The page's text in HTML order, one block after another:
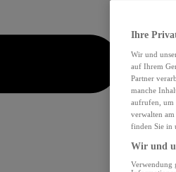
Ihre
Wir und
auf Ihrem
Partner
manche
aufrufen, um
verwalten
finden Sie in
Wir und
Verwendung